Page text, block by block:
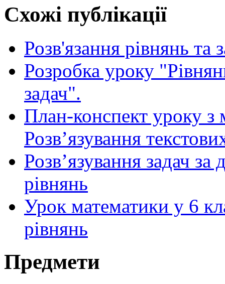
Схожі публікації
Розв'язання рівнянь та
Розробка уроку
задач".
План-конспект уроку з
Розв’язування
Розв’язування задач
рівнянь
Урок математики у 6
рівнянь
Предмети